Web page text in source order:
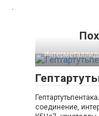
.
соединение,